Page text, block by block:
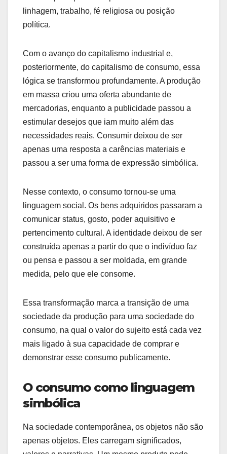
linhagem, trabalho, fé religiosa ou posição
política.
Com o avanço do capitalismo industrial e,
posteriormente, do capitalismo de consumo, essa
lógica se transformou profundamente. A produção
em massa criou uma oferta abundante de
mercadorias, enquanto a publicidade passou a
estimular desejos que iam muito além das
necessidades reais. Consumir deixou de ser
apenas uma resposta a carências materiais e
passou a ser uma forma de expressão simbólica.
Nesse contexto, o consumo tornou-se uma
linguagem social. Os bens adquiridos passaram a
comunicar status, gosto, poder aquisitivo e
pertencimento cultural. A identidade deixou de ser
construída apenas a partir do que o indivíduo faz
ou pensa e passou a ser moldada, em grande
medida, pelo que ele consome.
Essa transformação marca a transição de uma
sociedade da produção para uma sociedade do
consumo, na qual o valor do sujeito está cada vez
mais ligado à sua capacidade de comprar e
demonstrar esse consumo publicamente.
O consumo como linguagem
simbólica
Na sociedade contemporânea, os objetos não são
apenas objetos. Eles carregam significados,